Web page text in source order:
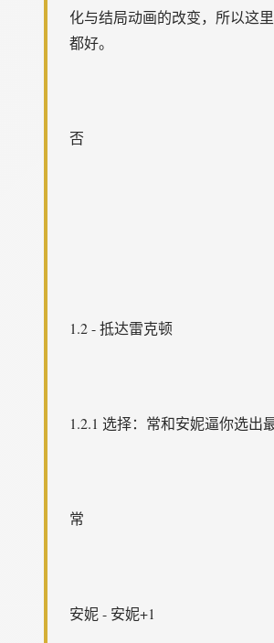
化与结局动画的改变，所以这
都好。
否
1.2 - 抵达雷克顿
1.2.1 选择：常和安妮逼你选出
常
安妮 - 安妮+1